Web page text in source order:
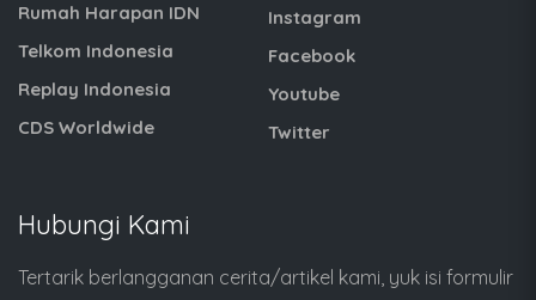
Rumah Harapan IDN
Telkom Indonesia
Replay Indonesia
CDS Worldwide
Instagram
Facebook
Youtube
Twitter
Hubungi Kami
Tertarik berlangganan cerita/artikel kami, yuk isi formulir